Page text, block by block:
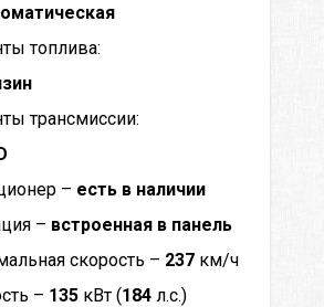
топлива:
трансмиссии:
– есть в наличии
– встроенная в панель
скорость – 237 км/ч
– 135 кВт (184 л.с.)